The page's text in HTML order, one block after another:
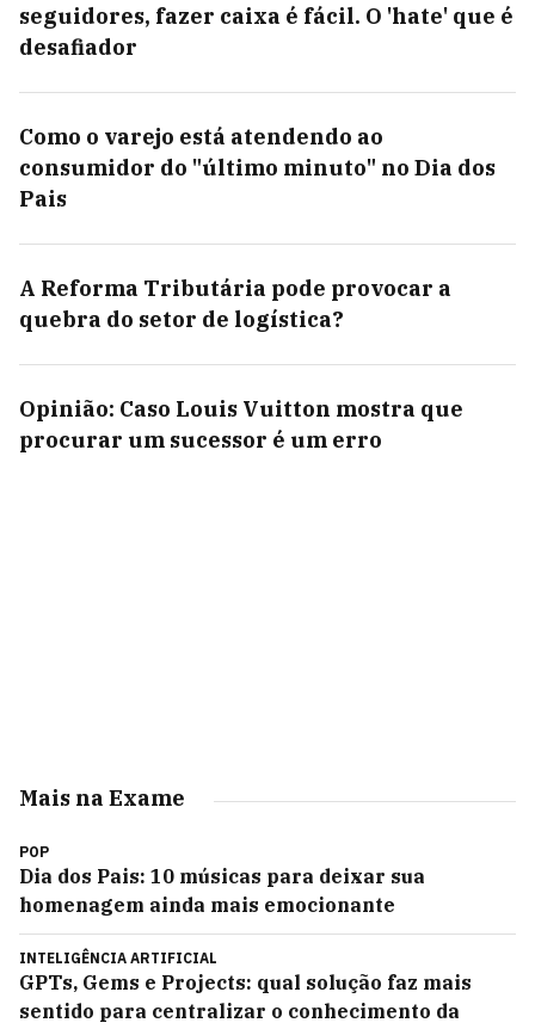
seguidores, fazer caixa é fácil. O 'hate' que é
desafiador
Como o varejo está atendendo ao
consumidor do "último minuto" no Dia dos
Pais
A Reforma Tributária pode provocar a
quebra do setor de logística?
Opinião: Caso Louis Vuitton mostra que
procurar um sucessor é um erro
Mais na Exame
POP
Dia dos Pais: 10 músicas para deixar sua
homenagem ainda mais emocionante
INTELIGÊNCIA ARTIFICIAL
GPTs, Gems e Projects: qual solução faz mais
sentido para centralizar o conhecimento da